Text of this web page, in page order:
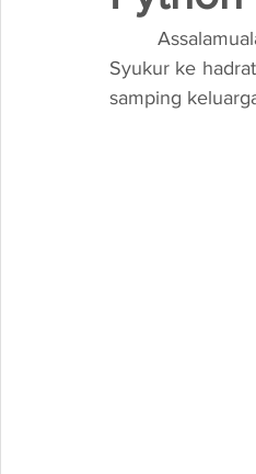
Syukur ke
samping